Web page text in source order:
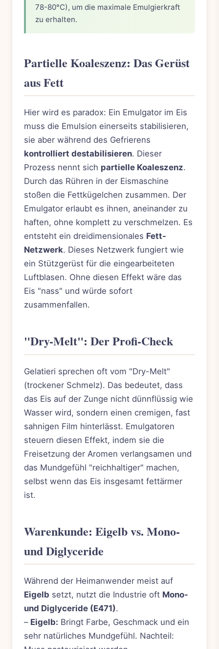
78-80°C), um die maximale Emulgierkraft
zu erhalten.
Partielle Koaleszenz: Das Gerüst
aus Fett
Hier wird es paradox: Ein Emulgator im Eis
muss die Emulsion einerseits stabilisieren,
sie aber während des Gefrierens
kontrolliert destabilisieren. Dieser
Prozess nennt sich partielle Koaleszenz.
Durch das Rühren in der Eismaschine
stoßen die Fettkügelchen zusammen. Der
Emulgator erlaubt es ihnen, aneinander zu
haften, ohne komplett zu verschmelzen. Es
entsteht ein dreidimensionales Fett-
Netzwerk. Dieses Netzwerk fungiert wie
ein Stützgerüst für die eingearbeiteten
Luftblasen. Ohne diesen Effekt wäre das
Eis "nass" und würde sofort
zusammenfallen.
"Dry-Melt": Der Profi-Check
Gelatieri sprechen oft vom "Dry-Melt"
(trockener Schmelz). Das bedeutet, dass
das Eis auf der Zunge nicht dünnflüssig wie
Wasser wird, sondern einen cremigen, fast
sahnigen Film hinterlässt. Emulgatoren
steuern diesen Effekt, indem sie die
Freisetzung der Aromen verlangsamen und
das Mundgefühl "reichhaltiger" machen,
selbst wenn das Eis insgesamt fettärmer
ist.
Warenkunde: Eigelb vs. Mono-
und Diglyceride
Während der Heimanwender meist auf
Eigelb setzt, nutzt die Industrie oft Mono-
und Diglyceride (E471).
– Eigelb: Bringt Farbe, Geschmack und ein
sehr natürliches Mundgefühl. Nachteil: